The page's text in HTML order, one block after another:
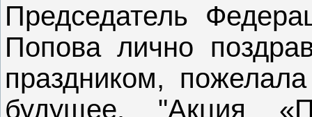
Председатель
Попова лично
праздником,
будущее. "Акция